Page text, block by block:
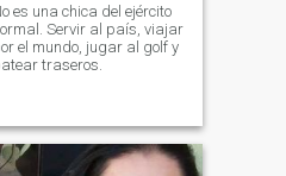
es una chica del ejército
Servir al país, viajar
el mundo, jugar al golf y
traseros.